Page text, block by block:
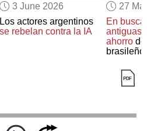
3 June 2026
Los actores argentinos
se rebelan contra la IA
27
En
antiguas
ahorrode